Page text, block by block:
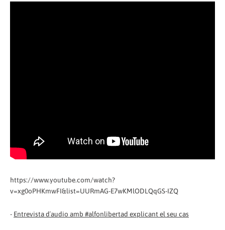
https://www.youtube.com/watch?
v=xg0oPHKmwFI&list=UURmAG-E7wKMlODLQqGS-IZQ
- Entrevista d´audio amb #alfonlibertad explicant el seu cas